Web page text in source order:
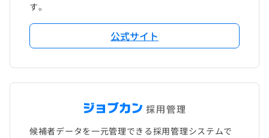
す。
公式サイト
候補者データを一元管理できる採用管理システムで